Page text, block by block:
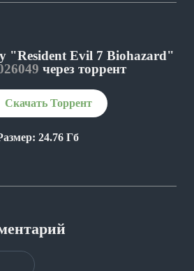
"Resident Evil 7 Biohazard"
через торрент
24.76 Гб